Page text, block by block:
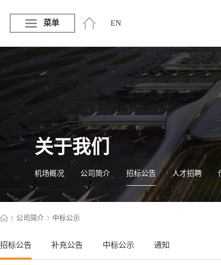
菜单 EN
关于我们
机场概况 公司简介 招标公告 人才招聘
公司简介 中标公示
招标公告 补充公告 中标公示 通知